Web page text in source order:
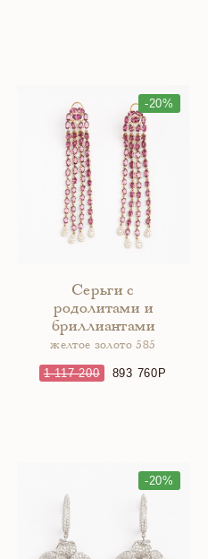
-20%
Серьги с
родолитами и
бриллиантами
желтое золото 585
1 117 200 893 760
-20%